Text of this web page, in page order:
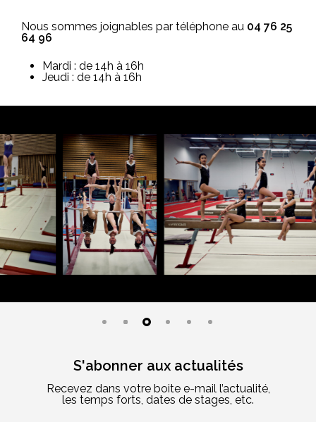
Nous sommes joignables par téléphone au 04 76 25
64 96
Mardi : de 14h à 16h
Jeudi : de 14h à 16h
S'abonner aux actualités
Recevez dans votre boite e-mail l’actualité,
les temps forts, dates de stages, etc.